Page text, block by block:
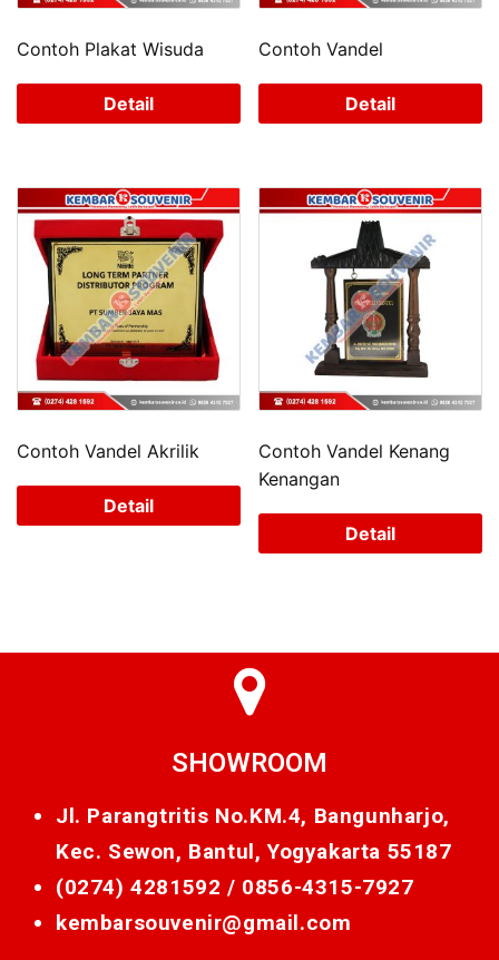
Contoh Plakat Wisuda
Detail
Contoh Vandel
Detail
Contoh Vandel Akrilik
Detail
Contoh Vandel Kenang
Kenangan
Detail
SHOWROOM
Jl. Parangtritis No.KM.4, Bangunharjo,
Kec. Sewon, Bantul, Yogyakarta 55187
(0274) 4281592 / 0856-4315-7927
kembarsouvenir@gmail.com